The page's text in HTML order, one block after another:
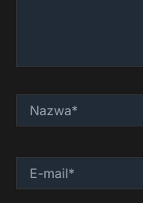
mail*